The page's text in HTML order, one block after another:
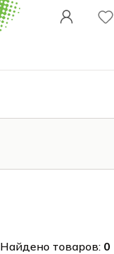
Найдено товаров: 0